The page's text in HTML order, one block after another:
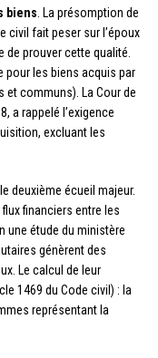
biens. La présomption de
civil fait peser sur l’époux
de prouver cette qualité.
pour les biens acquis par
communs). La Cour de
a rappelé l’exigence
excluant les
deuxième écueil majeur.
financiers entre les
une étude du ministère
génèrent des
Le calcul de leur
1469 du Code civil) : la
représentant la